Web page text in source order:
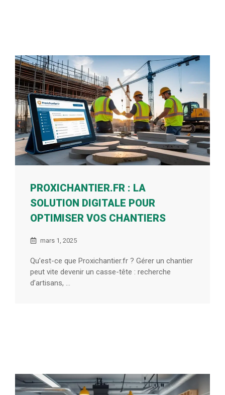
PROXICHANTIER.FR : LA
SOLUTION DIGITALE POUR
OPTIMISER VOS CHANTIERS
mars 1, 2025
Qu’est-ce que Proxichantier.fr ? Gérer un chantier
peut vite devenir un casse-tête : recherche
d’artisans, ...